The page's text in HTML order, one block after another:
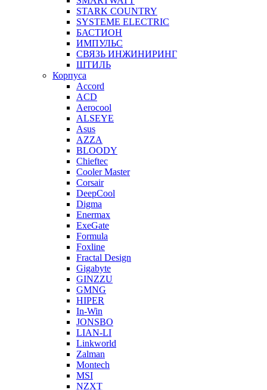
STARK COUNTRY
SYSTEME ELECTRIC
БАСТИОН
ИМПУЛЬС
СВЯЗЬ ИНЖИНИРИНГ
ШТИЛЬ
Корпуса
Accord
ACD
Aerocool
ALSEYE
Asus
AZZA
BLOODY
Chieftec
Cooler Master
Corsair
DeepCool
Digma
Enermax
ExeGate
Formula
Foxline
Fractal Design
Gigabyte
GINZZU
GMNG
HIPER
In-Win
JONSBO
LIAN-LI
Linkworld
Zalman
Montech
MSI
NZXT